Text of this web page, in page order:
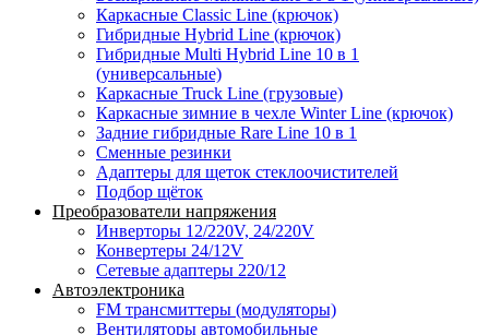
Каркасные Classic Line (крючок)
Гибридные Hybrid Line (крючок)
Гибридные Multi Hybrid Line 10 в 1
(универсальные)
Каркасные Truck Line (грузовые)
Каркасные зимние в чехле Winter Line (крючок)
Задние гибридные Rare Line 10 в 1
Сменные резинки
Адаптеры для щеток стеклоочистителей
Подбор щёток
Преобразователи напряжения
Инверторы 12/220V, 24/220V
Конвертеры 24/12V
Сетевые адаптеры 220/12
Автоэлектроника
FM трансмиттеры (модуляторы)
Вентиляторы автомобильные